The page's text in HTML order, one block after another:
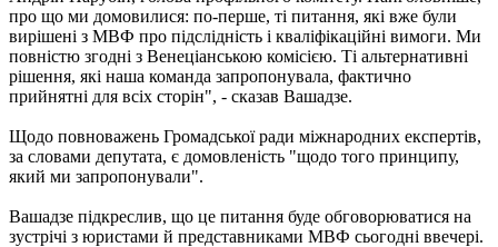
про що ми домовилися: по-перше, ті питання, які вже були
вирішені з МВФ про підслідність і кваліфікаційні вимоги. Ми
повністю згодні з Венеціанською комісією. Ті альтернативні
рішення, які наша команда запропонувала, фактично
прийнятні для всіх сторін", - сказав Вашадзе.
Щодо повноважень Громадської ради міжнародних експертів,
за словами депутата, є домовленість "щодо того принципу,
який ми запропонували".
Вашадзе підкреслив, що це питання буде обговорюватися на
зустрічі з юристами й представниками МВФ сьогодні ввечері.